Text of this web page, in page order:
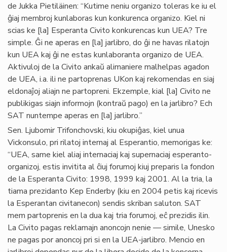
de Jukka Pietiläinen: “Kutime neniu organizo toleras ke iu el
ĝiaj membroj kunlaboras kun konkurenca organizo. Kiel ni
scias ke [la] Esperanta Civito konkurencas kun UEA? Tre
simple. Ĝi ne aperas en [la] jarlibro, do ĝi ne havas rilatojn
kun UEA kaj ĝi ne estas kunlaboranta organizo de UEA.
Aktivuloj de la Civito ankaŭ alimaniere malhelpas agadon
de UEA, i.a. ili ne partoprenas UKon kaj rekomendas en siaj
eldonaĵoj aliajn ne partopreni. Ekzemple, kial [la] Civito ne
publikigas siajn informojn (kontraŭ pago) en la jarlibro? Ech
SAT nuntempe aperas en [la] jarlibro.”
Sen. Ljubomir Trifonchovski, kiu okupiĝas, kiel unua
Vickonsulo, pri rilatoj internaj al Esperantio, memorigas ke:
“UEA, same kiel aliaj internaciaj kaj supernaciaj esperanto-
organizoj, estis invitita al ĉiuj forumoj kiuj preparis la fondon
de la Esperanta Civito: 1998, 1999 kaj 2001. Al la tria, la
tiama prezidanto Kep Enderby (kiu en 2004 petis kaj ricevis
la Esperantan civitanecon) sendis skriban saluton. SAT
mem partoprenis en la dua kaj tria forumoj, eĉ prezidis ilin.
La Civito pagas reklamajn anoncojn nenie — simile, Unesko
ne pagas por anoncoj pri si en la UEA-jarlibro. Mencio en